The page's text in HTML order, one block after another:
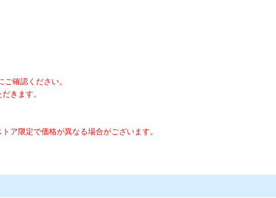
確認ください。
きます。
ア限定で価格が異なる場合がございます。